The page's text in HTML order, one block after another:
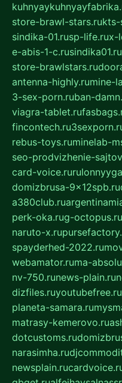
store-brawl-stars.rukts-
sindika-01.rusp-life.rux-
e-abis-1-c.rusindika01.ru
store-brawlstars.ru
antenna-highly.rumine-
3-sex-porn.ruban-
viagra-tablet.ru
fincontech.ru
rebus-toys.ruminelab-
seo-prodvizhenie-
card-voice.ru
domizbrusa-9x12spb.ru
a380club.ru
perk-oka.rug-octopus.ru
naruto-x.ru
spayderhed-2022.ru
webamator.ruma-
nv-750.runews-plain.ru
dizfiles.ruyoutubefree.ru
planeta-samara.ru
matrasy-kemerovo.ru
dotcustoms.ru
narasimha.ru
newsplain.ru